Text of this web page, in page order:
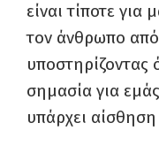
είναι τίποτε για
τον άνθρωπο
υποστηρίζοντας
σημασία για
υπάρχει